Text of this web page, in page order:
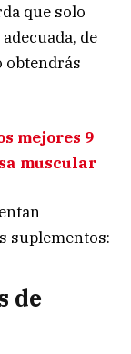
que solo
de
obtendrás
mejores 9
muscular
suplementos:
de